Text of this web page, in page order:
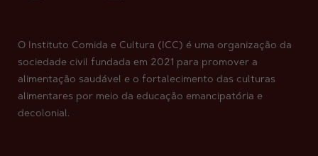
O Instituto Comida e Cultura (ICC) é uma organização da
sociedade civil fundada em 2021 para promover a
alimentação saudável e o fortalecimento das culturas
alimentares por meio da educação emancipatória e
decolonial.